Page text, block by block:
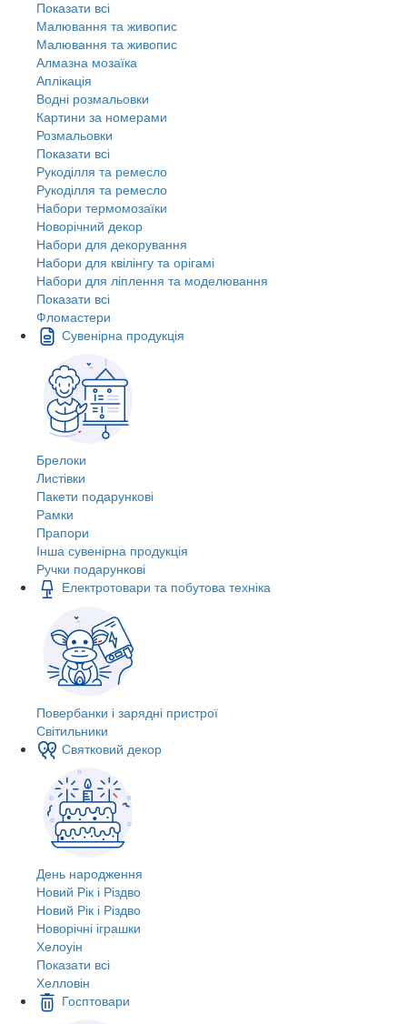
Показати всі
Малювання та живопис
Малювання та живопис
Алмазна мозаїка
Аплікація
Водні розмальовки
Картини за номерами
Розмальовки
Показати всі
Рукоділля та ремесло
Рукоділля та ремесло
Набори термомозаїки
Новорічний декор
Набори для декорування
Набори для квілінгу та орігамі
Набори для ліплення та моделювання
Показати всі
Фломастери
Сувенірна продукція
Брелоки
Листівки
Пакети подарункові
Рамки
Прапори
Інша сувенірна продукція
Ручки подарункові
Електротовари та побутова техніка
Повербанки і зарядні пристрої
Світильники
Святковий декор
День народження
Новий Рік і Різдво
Новий Рік і Різдво
Новорічні іграшки
Хелоуін
Показати всі
Хелловін
Госптовари